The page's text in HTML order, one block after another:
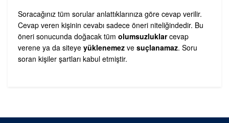
Soracağınız tüm sorular anlattıklarınıza göre cevap verilir.
Cevap veren kişinin cevabı sadece öneri niteliğindedir. Bu
öneri sonucunda doğacak tüm olumsuzluklarcevap
verene ya da siteye yüklenemez ve suçlanamaz. Soru
soran kişiler şartları kabul etmiştir.